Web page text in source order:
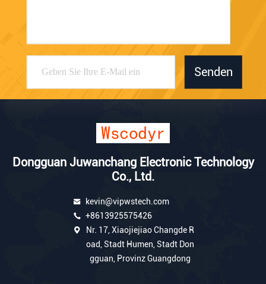
Senden
Dongguan Juwanchang Electronic Technology
Co., Ltd.
kevin@vipwstech.com
+8613925575426
Nr. 17, Xiaojiejiao Changde R
oad, Stadt Humen, Stadt Don
gguan, Provinz Guangdong